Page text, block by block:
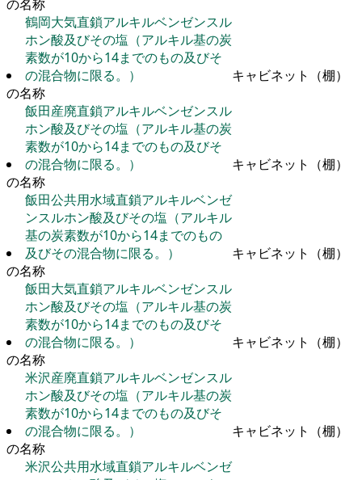
の名称
鶴岡大気直鎖アルキルベンゼンスル
ホン酸及びその塩（アルキル基の炭
素数が10から14までのもの及びそ
の混合物に限る。）
キャビネット（棚）
の名称
飯田産廃直鎖アルキルベンゼンスル
ホン酸及びその塩（アルキル基の炭
素数が10から14までのもの及びそ
の混合物に限る。）
キャビネット（棚）
の名称
飯田公共用水域直鎖アルキルベンゼ
ンスルホン酸及びその塩（アルキル
基の炭素数が10から14までのもの
及びその混合物に限る。）
キャビネット（棚）
の名称
飯田大気直鎖アルキルベンゼンスル
ホン酸及びその塩（アルキル基の炭
素数が10から14までのもの及びそ
の混合物に限る。）
キャビネット（棚）
の名称
米沢産廃直鎖アルキルベンゼンスル
ホン酸及びその塩（アルキル基の炭
素数が10から14までのもの及びそ
の混合物に限る。）
キャビネット（棚）
の名称
米沢公共用水域直鎖アルキルベンゼ